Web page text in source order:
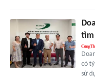
tìm
có
sử